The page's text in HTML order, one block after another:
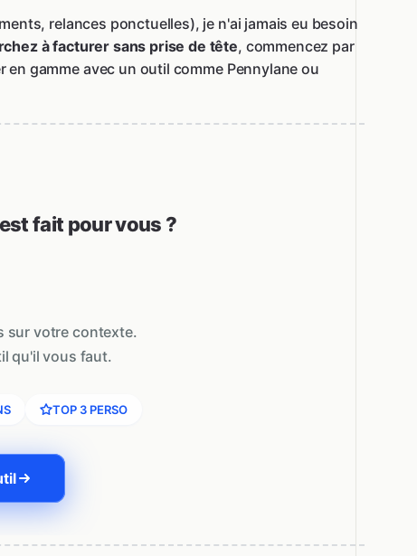
relances ponctuelles), je n'ai jamais eu besoin
à facturer sans prise de tête, commencez par
gamme avec un outil comme Pennylane ou
fait pour vous ?
sur votre contexte.
qu'il vous faut.
TOP 3 PERSO